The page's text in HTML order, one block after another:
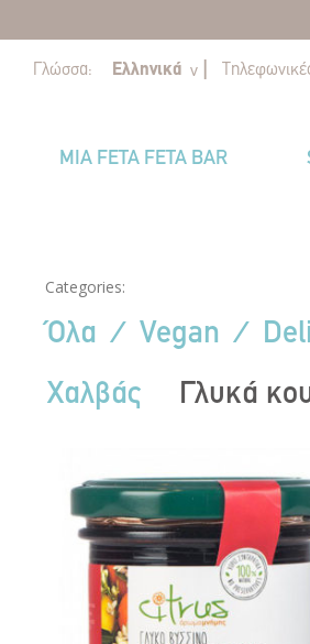
Γλώσσα: Ελληνικά v ||
MIA FETA FETA BAR
Categories:
Όλα ⁄ Vegan ⁄ Deli
Χαλβάς
Γλυκά